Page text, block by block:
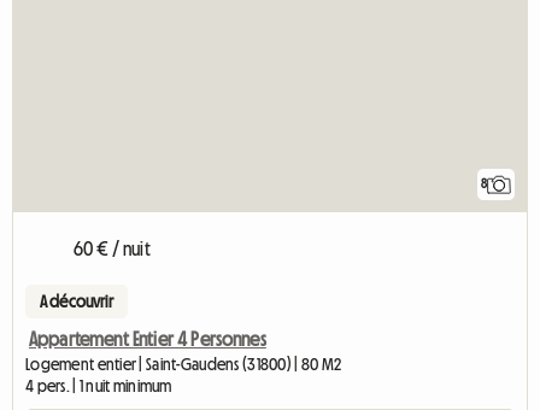
8
60 € / nuit
A découvrir
Appartement Entier 4 Personnes
Logement entier | Saint-Gaudens (31800) | 80 M2
4 pers. | 1 nuit minimum